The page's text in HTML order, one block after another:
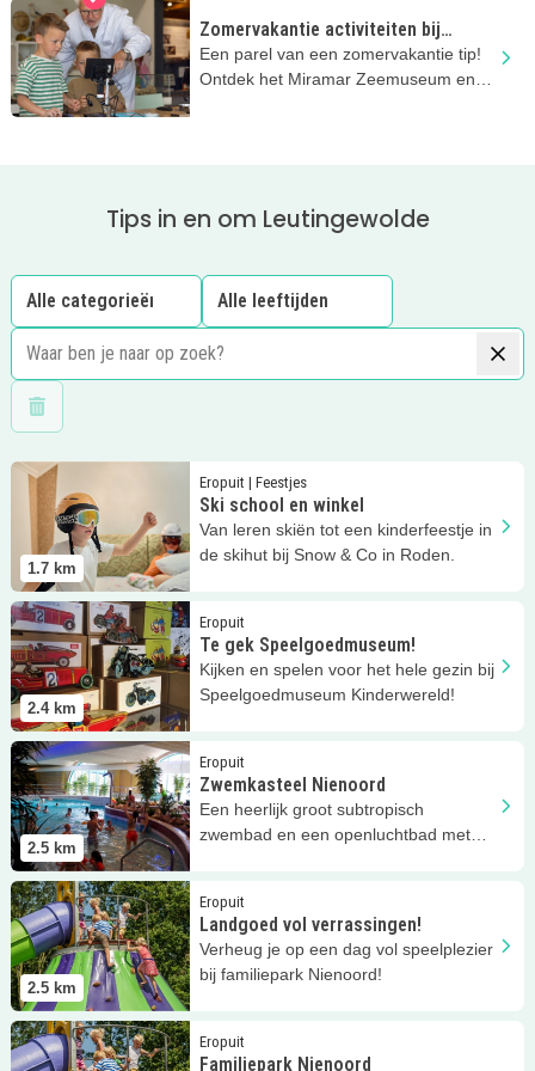
Zomervakantie activiteiten bij
Miramar Zeemuseum
Een parel van een zomervakantie tip!
Ontdek het Miramar Zeemuseum en
Tips in en om Leutingewolde
Wis filters
1.7 km
Eropuit | Feestjes
Ski school en winkel
Van leren skiën tot een kinderfeestje in
de skihut bij Snow & Co in Roden.
Lees meer Ski school en winkel
2.4 km
Eropuit
Te gek Speelgoedmuseum!
Kijken en spelen voor het hele gezin bij
Speelgoedmuseum Kinderwereld!
Lees meer Te gek Speelgoedmuseum!
2.5 km
Eropuit
Zwemkasteel Nienoord
Een heerlijk groot subtropisch
zwembad en een openluchtbad met
Lees meer Zwemkasteel Nienoord
2.5 km
Eropuit
Landgoed vol verrassingen!
Verheug je op een dag vol speelplezier
bij familiepark Nienoord!
Lees meer Landgoed vol verrassingen!
Eropuit
Familiepark Nienoord
Lees meer Familiepark Nienoord